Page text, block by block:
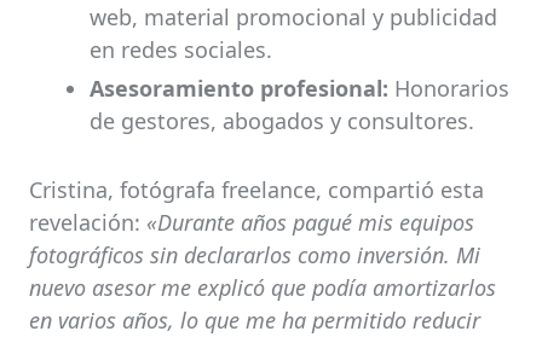
web, material promocional y publicidad
en redes sociales.
Asesoramiento profesional: Honorarios
de gestores, abogados y consultores.
Cristina, fotógrafa freelance, compartió esta
revelación: «Durante años pagué mis equipos
fotográficos sin declararlos como inversión. Mi
nuevo asesor me explicó que podía amortizarlos
en varios años, lo que me ha permitido reducir